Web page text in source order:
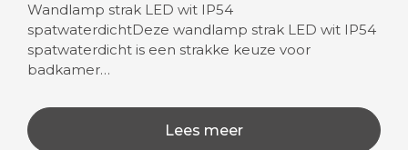
Wandlamp strak LED wit IP54
spatwaterdichtDeze wandlamp strak LED wit IP54
spatwaterdicht is een strakke keuze voor
badkamer…
Lees meer